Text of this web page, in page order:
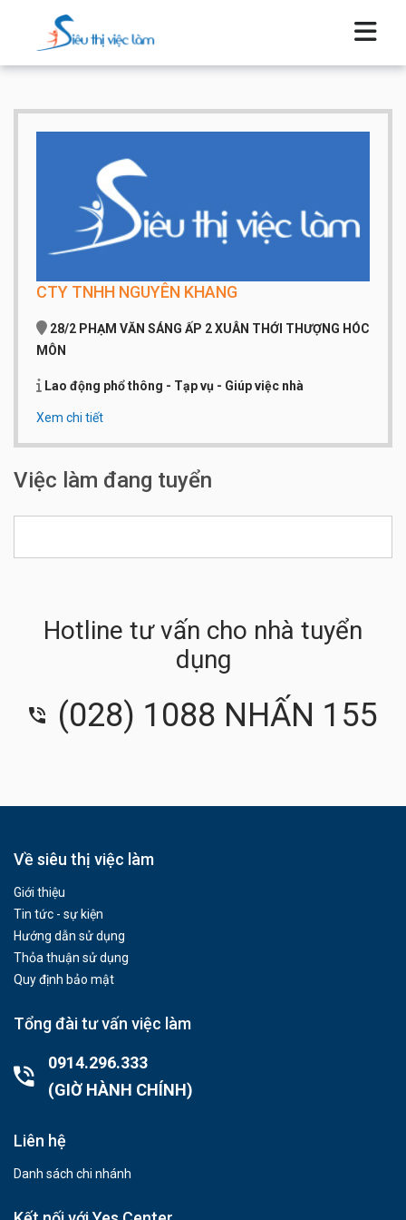
CTY TNHH NGUYÊN KHANG
28/2 PHẠM VĂN SÁNG ẤP 2 XUÂN THỚI THƯỢNG HÓC
MÔN
Lao động phổ thông - Tạp vụ - Giúp việc nhà
Qui mô công ty:
Số điện thoại:0903737433
Xem chi tiết
Việc làm đang tuyển
Hotline tư vấn cho nhà tuyển
dụng
(028) 1088 NHẤN 155
Về siêu thị việc làm
Giới thiệu
Tin tức - sự kiện
Hướng dẫn sử dụng
Thỏa thuận sử dụng
Quy định bảo mật
Tổng đài tư vấn việc làm
0914.296.333
(GIỜ HÀNH CHÍNH)
Liên hệ
Danh sách chi nhánh